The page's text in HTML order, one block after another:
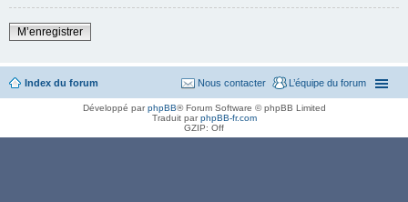
M’enregistrer
Index du forum L’équipe du forum
Nous contacter
Développé parphpBB® Forum Software © phpBB Limited
Traduit parphpBB-fr.com
GZIP: Off